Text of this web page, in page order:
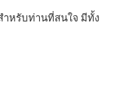
ำหรับท่านที่สนใจ มีทั้ง